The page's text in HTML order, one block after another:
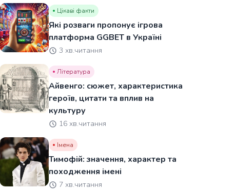
Цікаві факти
Які розваги пропонує ігрова
платформа GGBET в Україні
3 хв.читання
Література
Айвенго: сюжет, характеристика
героїв, цитати та вплив на
культуру
16 хв.читання
Імена
Тимофій: значення, характер та
походження імені
7 хв.читання